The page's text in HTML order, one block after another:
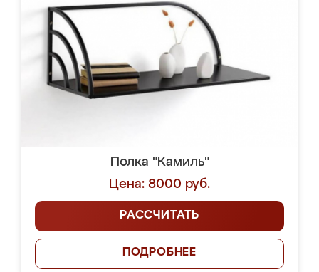
Полка "Камиль"
Цена: 8000 руб.
РАССЧИТАТЬ
ПОДРОБНЕЕ